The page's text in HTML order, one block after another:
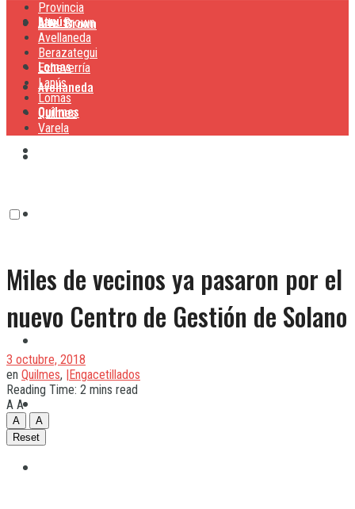
Lanús
Lomas
Quilmes
Alte. Brown
Avellaneda
Lanús
Provincia
Alte. Brown
Avellaneda
Berazategui
Echeverría
Lanús
Lomas
Quilmes
Varela
Miles de vecinos ya pasaron por el
nuevo Centro de Gestión de Solano
3 octubre, 2018
en Quilmes, |Engacetillados
Reading Time: 2 mins read
A A
A
A
Reset